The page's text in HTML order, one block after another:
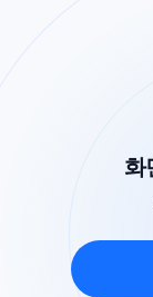
화